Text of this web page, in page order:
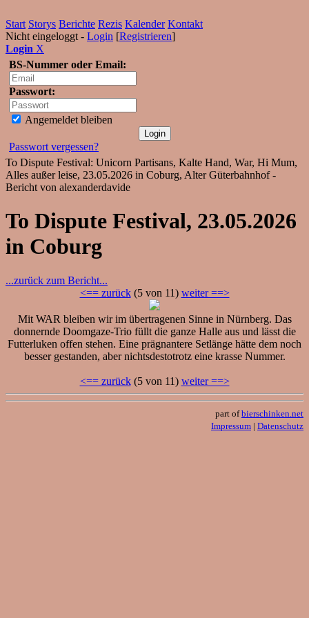
Start Storys Berichte Rezis Kalender Kontakt
Nicht eingeloggt - Login [Registrieren]
Login X
BS-Nummer oder Email:
Passwort:
Angemeldet bleiben
Passwort vergessen?
To Dispute Festival: Unicorn Partisans, Kalte Hand, War, Hi Mum,
Alles außer leise, 23.05.2026 in Coburg, Alter Güterbahnhof -
Bericht von alexanderdavide
To Dispute Festival, 23.05.2026
in Coburg
...zurück zum Bericht...
<== zurück(5 von 11) weiter ==>
Mit WAR bleiben wir im übertragenen Sinne in Nürnberg. Das
donnernde Doomgaze-Trio füllt die ganze Halle aus und lässt die
Futterluken offen stehen. Eine prägnantere Setlänge hätte dem noch
besser gestanden, aber nichtsdestotrotz eine krasse Nummer.
<== zurück(5 von 11) weiter ==>
part ofbierschinken.net
Impressum | Datenschutz